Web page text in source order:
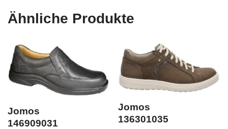
Ähnliche Produkte
Jomos
146909031
Jomos
136301035